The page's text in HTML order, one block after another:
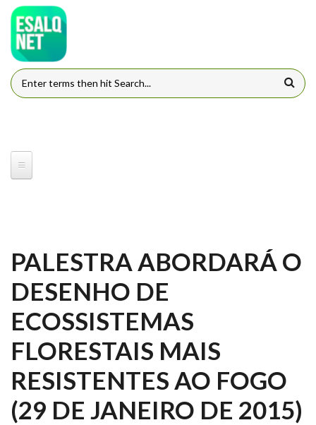
Pular para o conteúdo principal
FORMULÁRIO DE BUSCA
PALESTRA ABORDARÁ O
DESENHO DE
ECOSSISTEMAS
FLORESTAIS MAIS
RESISTENTES AO FOGO
(29 DE JANEIRO DE 2015)